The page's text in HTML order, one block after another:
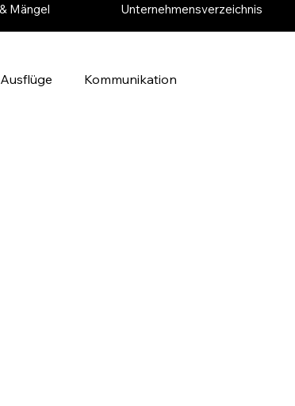
Mängel Unternehmensverzeichnis
Ausflüge Kommunikation